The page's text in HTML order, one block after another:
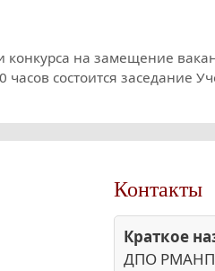
на замещение
состоится заседание
Контакты
Краткое
ДПО